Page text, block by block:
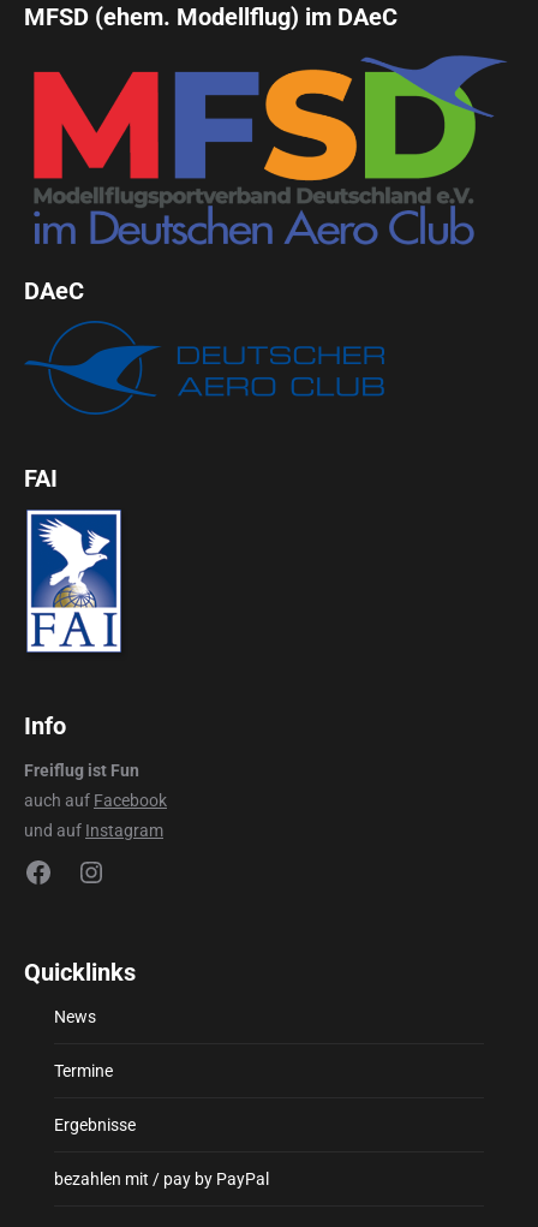
MFSD (ehem. Modellflug) im DAeC
DAeC
FAI
Info
Freiflug ist Fun
auch auf Facebook
und auf Instagram
FacebookInstagram
Quicklinks
News
Termine
Ergebnisse
bezahlen mit / pay by PayPal